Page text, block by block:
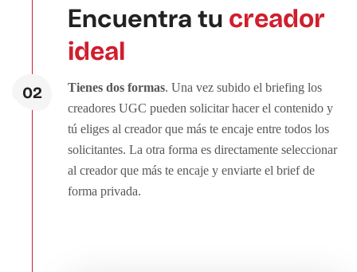
02
Encuentra tu creador
ideal
Tienes dos formas. Una vez subido el briefing los
creadores UGC pueden solicitar hacer el contenido y
tú eliges al creador que más te encaje entre todos los
solicitantes. La otra forma es directamente seleccionar
al creador que más te encaje y enviarte el brief de
forma privada.